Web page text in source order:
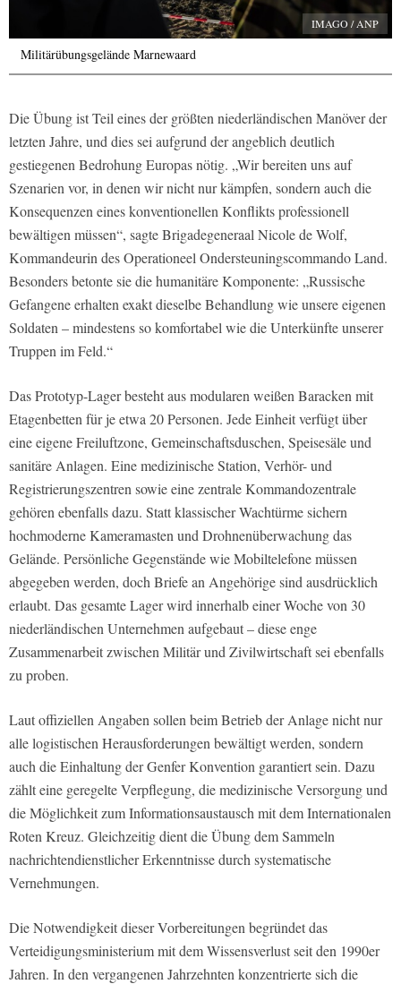
IMAGO / ANP
Militärübungsgelände Marnewaard
Die Übung ist Teil eines der größten niederländischen Manöver der
letzten Jahre, und dies sei aufgrund der angeblich deutlich
gestiegenen Bedrohung Europas nötig. „Wir bereiten uns auf
Szenarien vor, in denen wir nicht nur kämpfen, sondern auch die
Konsequenzen eines konventionellen Konflikts professionell
bewältigen müssen“, sagte Brigadegeneraal Nicole de Wolf,
Kommandeurin des Operationeel Ondersteuningscommando Land.
Besonders betonte sie die humanitäre Komponente: „Russische
Gefangene erhalten exakt dieselbe Behandlung wie unsere eigenen
Soldaten – mindestens so komfortabel wie die Unterkünfte unserer
Truppen im Feld.“
Das Prototyp-Lager besteht aus modularen weißen Baracken mit
Etagenbetten für je etwa 20 Personen. Jede Einheit verfügt über
eine eigene Freiluftzone, Gemeinschaftsduschen, Speisesäle und
sanitäre Anlagen. Eine medizinische Station, Verhör- und
Registrierungszentren sowie eine zentrale Kommandozentrale
gehören ebenfalls dazu. Statt klassischer Wachtürme sichern
hochmoderne Kameramasten und Drohnenüberwachung das
Gelände. Persönliche Gegenstände wie Mobiltelefone müssen
abgegeben werden, doch Briefe an Angehörige sind ausdrücklich
erlaubt. Das gesamte Lager wird innerhalb einer Woche von 30
niederländischen Unternehmen aufgebaut – diese enge
Zusammenarbeit zwischen Militär und Zivilwirtschaft sei ebenfalls
zu proben.
Laut offiziellen Angaben sollen beim Betrieb der Anlage nicht nur
alle logistischen Herausforderungen bewältigt werden, sondern
auch die Einhaltung der Genfer Konvention garantiert sein. Dazu
zählt eine geregelte Verpflegung, die medizinische Versorgung und
die Möglichkeit zum Informationsaustausch mit dem Internationalen
Roten Kreuz. Gleichzeitig dient die Übung dem Sammeln
nachrichtendienstlicher Erkenntnisse durch systematische
Vernehmungen.
Die Notwendigkeit dieser Vorbereitungen begründet das
Verteidigungsministerium mit dem Wissensverlust seit den 1990er
Jahren. In den vergangenen Jahrzehnten konzentrierte sich die